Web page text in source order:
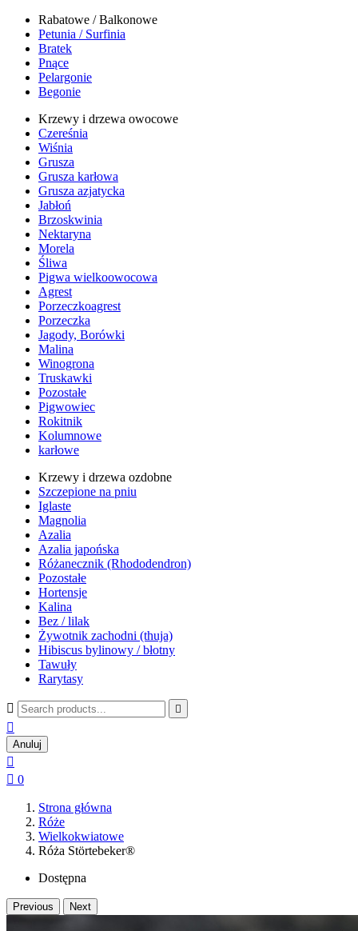
Rabatowe / Balkonowe
Petunia / Surfinia
Bratek
Pnące
Pelargonie
Begonie
Krzewy i drzewa owocowe
Czereśnia
Wiśnia
Grusza
Grusza karłowa
Grusza azjatycka
Jabłoń
Brzoskwinia
Nektaryna
Morela
Śliwa
Pigwa wielkoowocowa
Agrest
Porzeczkoagrest
Porzeczka
Jagody, Borówki
Malina
Winogrona
Truskawki
Pozostałe
Pigwowiec
Rokitnik
Kolumnowe
karłowe
Krzewy i drzewa ozdobne
Szczepione na pniu
Iglaste
Magnolia
Azalia
Azalia japońska
Różanecznik (Rhododendron)
Pozostałe
Hortensje
Kalina
Bez / lilak
Żywotnik zachodni (thuja)
Hibiscus bylinowy / błotny
Tawuły
Rarytasy
 

Anuluj

 0
Strona główna
Róże
Wielkokwiatowe
Róża Störtebeker®
Dostępna
Previous Next